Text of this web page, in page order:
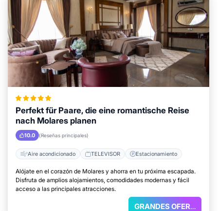
Perfekt für Paare, die eine romantische Reise
nach Molares planen
10.0 (Reseñas principales)
Aire acondicionado TELEVISOR Estacionamiento
Alójate en el corazón de Molares y ahorra en tu próxima escapada.
Disfruta de amplios alojamientos, comodidades modernas y fácil
acceso a las principales atracciones.
GRANDES OFERTAS